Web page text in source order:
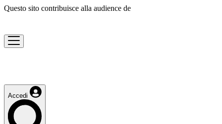
Questo sito contribuisce alla audience de
Accedi